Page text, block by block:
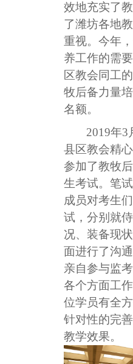
效地充实了
了潍坊各地
重视。今年
养工作的需
区教会同工
牧后备力量
名额。
2019年3
县区教会精
参加了教牧
生考试。笔
成员对考生
试，分别就
况、装备现
面进行了沟
亲自参与监
各个方面工
位学员有全
针对性的完
教学效果。